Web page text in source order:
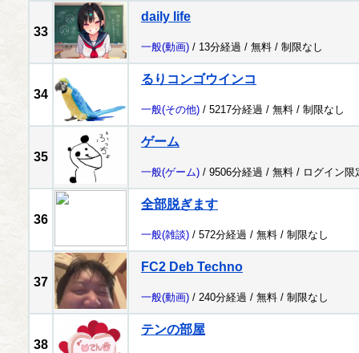
33
daily life
一般(動画) / 13分経過 / 無料 / 制限なし
34
るりコンゴウインコ
一般(その他) / 5217分経過 / 無料 / 制限なし
35
ゲーム
一般(ゲーム) / 9506分経過 / 無料 / ログイン限
36
全部脱ぎます
一般(雑談) / 572分経過 / 無料 / 制限なし
37
FC2 Deb Techno
一般(動画) / 240分経過 / 無料 / 制限なし
38
テンの部屋